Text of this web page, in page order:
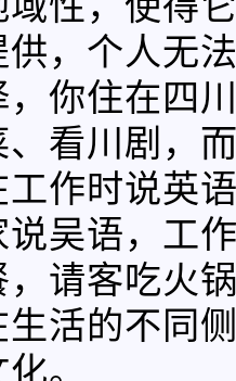
，个人无
你住在四
看川剧，
作时说英
吴语，工
请客吃火
活的不同
。